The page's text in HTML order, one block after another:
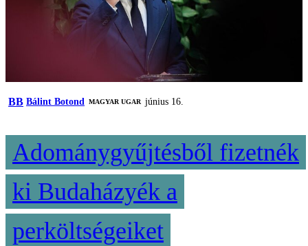
BB Bálint Botond MAGYAR UGAR június 16.
Adománygyűjtésből fizetnék
ki Budaházyék a
perköltségeiket